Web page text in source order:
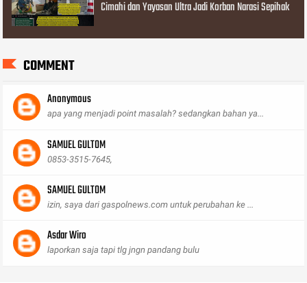
Cimahi dan Yayasan Ultra Jadi Korban Narasi Sepihak
COMMENT
Anonymous
apa yang menjadi point masalah? sedangkan bahan ya...
SAMUEL GULTOM
0853-3515-7645,
SAMUEL GULTOM
izin, saya dari gaspolnews.com untuk perubahan ke ...
Asdar Wiro
laporkan saja tapi tlg jngn pandang bulu